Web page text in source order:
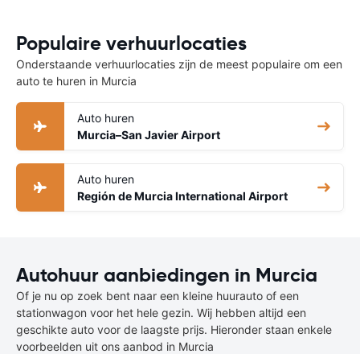
Populaire verhuurlocaties
Onderstaande verhuurlocaties zijn de meest populaire om een
auto te huren in Murcia
Auto huren
Murcia–San Javier Airport
Auto huren
Región de Murcia International Airport
Autohuur aanbiedingen in Murcia
Of je nu op zoek bent naar een kleine huurauto of een
stationwagon voor het hele gezin. Wij hebben altijd een
geschikte auto voor de laagste prijs. Hieronder staan enkele
voorbeelden uit ons aanbod in Murcia